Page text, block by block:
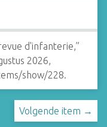
d'infanterie,”
2026,
show/228.
Volgende item →